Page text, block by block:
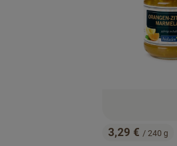
, Preis:
3,29 € / 240 g